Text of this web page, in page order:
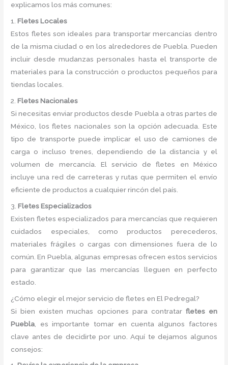
explicamos los más comunes:
1.Fletes Locales
Estos fletes son ideales para transportar mercancías dentro
de la misma ciudad o en los alrededores de Puebla. Pueden
incluir desde mudanzas personales hasta el transporte de
materiales para la construcción o productos pequeños para
tiendas locales.
2.Fletes Nacionales
Si necesitas enviar productos desde Puebla a otras partes de
México, los fletes nacionales son la opción adecuada. Este
tipo de transporte puede implicar el uso de camiones de
carga o incluso trenes, dependiendo de la distancia y el
volumen de mercancía. El servicio de fletes en México
incluye una red de carreteras y rutas que permiten el envío
eficiente de productos a cualquier rincón del país.
3.Fletes Especializados
Existen fletes especializados para mercancías que requieren
cuidados especiales, como productos perecederos,
materiales frágiles o cargas con dimensiones fuera de lo
común. En Puebla, algunas empresas ofrecen estos servicios
para garantizar que las mercancías lleguen en perfecto
estado.
¿Cómo elegir el mejor servicio de fletes en El Pedregal?
Si bien existen muchas opciones para contratar fletes en
Puebla , es importante tomar en cuenta algunos factores
clave antes de decidirte por uno. Aquí te dejamos algunos
consejos: